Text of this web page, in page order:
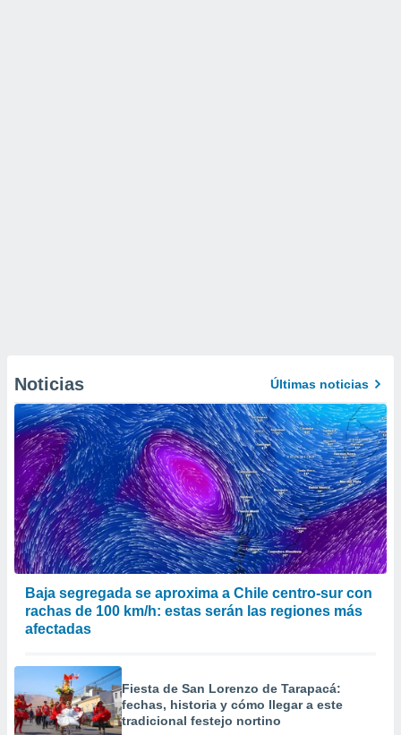
Noticias Últimas noticias
Baja segregada se aproxima a Chile centro-sur con
rachas de 100 km/h: estas serán las regiones más
afectadas
Fiesta de San Lorenzo de Tarapacá:
fechas, historia y cómo llegar a este
tradicional festejo nortino